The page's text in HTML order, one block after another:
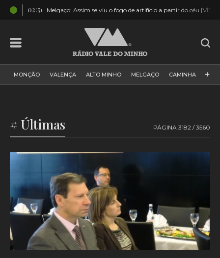
02:51 Melgaço: Assim se viu o fogo de artifício a partir do céu
MONÇÃO VALENÇA ALTO MINHO MELGAÇO CAMINHA
VALE DO MINHO MINHO MUNDO ESPANHA NORTE
VILA PRAIA DE ÂNCORA
+
# Últimas PÁGINA 3182 / 3560